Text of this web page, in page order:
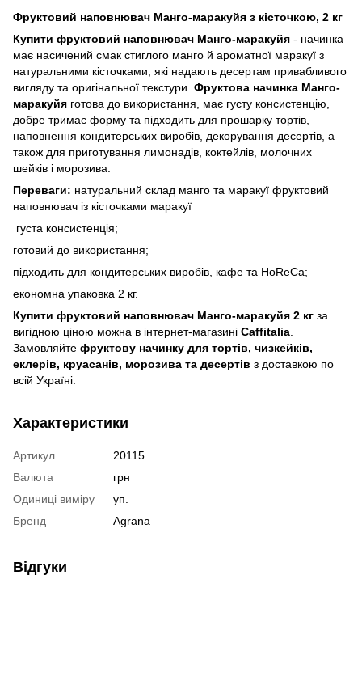
Фруктовий наповнювач Манго-маракуйя з кісточкою, 2 кг
Купити фруктовий наповнювач Манго-маракуйя - начинка
має насичений смак стиглого манго й ароматної маракуї з
натуральними кісточками, які надають десертам привабливого
вигляду та оригінальної текстури. Фруктова начинка Манго-
маракуйя готова до використання, має густу консистенцію,
добре тримає форму та підходить для прошарку тортів,
наповнення кондитерських виробів, декорування десертів, а
також для приготування лимонадів, коктейлів, молочних
шейків і морозива.
Переваги: натуральний склад манго та маракуї фруктовий
наповнювач із кісточками маракуї
густа консистенція;
готовий до використання;
підходить для кондитерських виробів, кафе та HoReCa;
економна упаковка 2 кг.
Купити фруктовий наповнювач Манго-маракуйя 2 кг за
вигідною ціною можна в інтернет-магазині Caffitalia
Замовляйте фруктову начинку для тортів, чизкейків,
еклерів, круасанів, морозива та десертів з доставкою по
всій Україні.
Характеристики
Артикул
20115
Валюта
грн
Одиниці виміру
уп.
Бренд
Agrana
Відгуки